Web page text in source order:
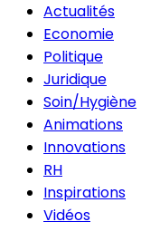
Actualités
Economie
Politique
Juridique
Soin/Hygiène
Animations
Innovations
RH
Inspirations
Vidéos